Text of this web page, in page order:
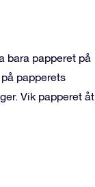
bara papperet på
papperets
Vik papperet åt